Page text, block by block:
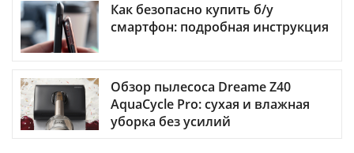
Как безопасно купить б/у
смартфон: подробная инструкция
Обзор пылесоса Dreame Z40
AquaCycle Pro: сухая и влажная
уборка без усилий